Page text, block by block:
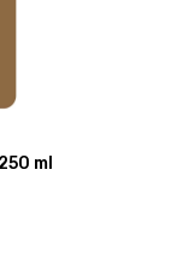
ml